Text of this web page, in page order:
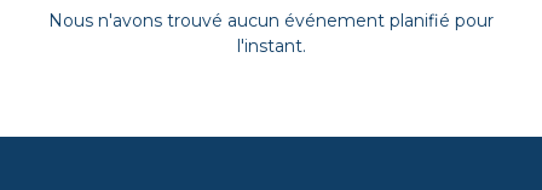
Nous n'avons trouvé aucun événement planifié pour
l'instant.